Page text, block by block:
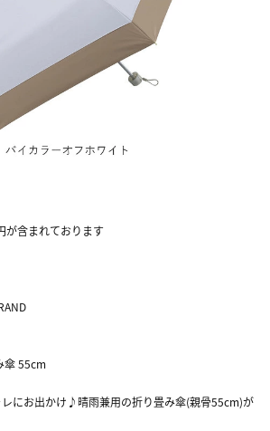
含まれております
傘 55cm
レにお出かけ♪晴雨兼用の折り畳み傘(親骨55cm)が